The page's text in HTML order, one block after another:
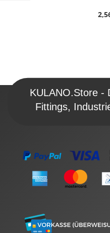
KULANO.Store -
Fittings,